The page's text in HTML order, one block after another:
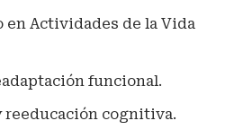
en Actividades de la Vida
funcional.
reeducación cognitiva.